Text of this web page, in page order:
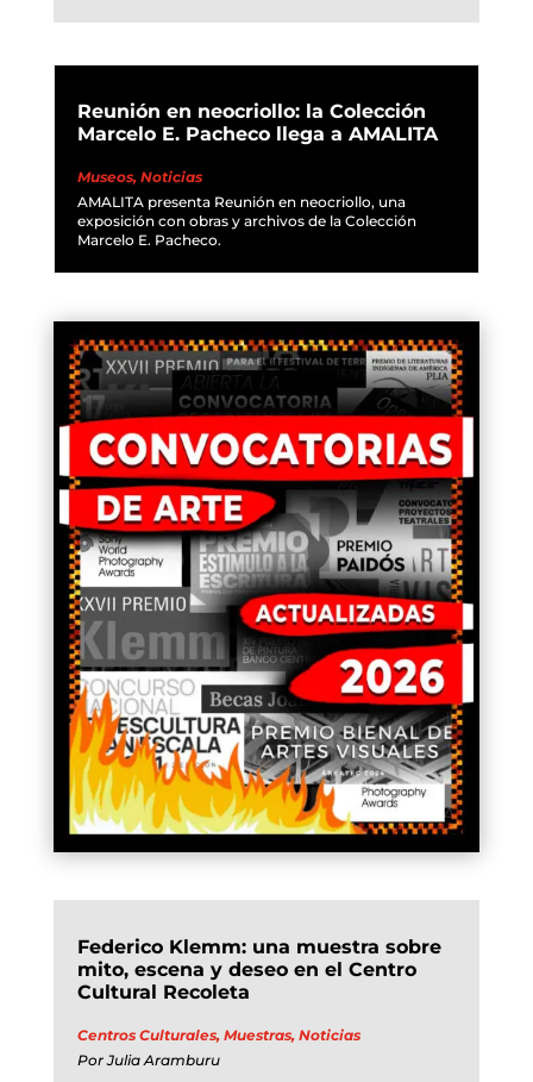
Reunión en neocriollo: la Colección
Marcelo E. Pacheco llega a AMALITA
Museos, Noticias
AMALITA presenta Reunión en neocriollo, una
exposición con obras y archivos de la Colección
Marcelo E. Pacheco.
Federico Klemm: una muestra sobre
mito, escena y deseo en el Centro
Cultural Recoleta
Centros Culturales, Muestras, Noticias
PorJulia Aramburu